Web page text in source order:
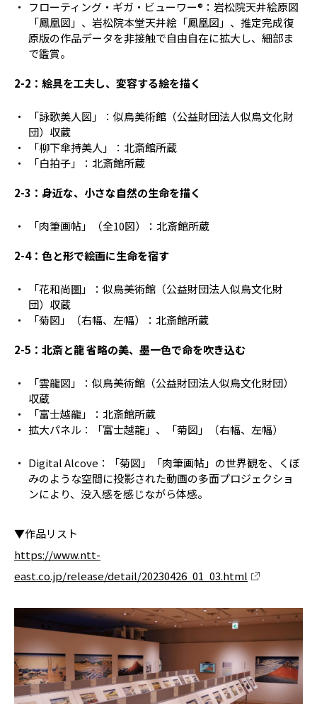
フローティング・ギガ・ビューワー®：岩松院天井絵原図
「鳳凰図」、岩松院本堂天井絵「鳳凰図」、推定完成復
原版の作品データを非接触で自由自在に拡大し、細部ま
で鑑賞。
2-2：絵具を工夫し、変容する絵を描く
「詠歌美人図」：似鳥美術館（公益財団法人似鳥文化財
団）収蔵
「柳下傘持美人」：北斎館所蔵
「白拍子」：北斎館所蔵
2-3：身近な、小さな自然の生命を描く
「肉筆画帖」（全10図）：北斎館所蔵
2-4：色と形で絵画に生命を宿す
「花和尚圖」：似鳥美術館（公益財団法人似鳥文化財
団）収蔵
「菊図」（右幅、左幅）：北斎館所蔵
2-5：北斎と龍 省略の美、墨一色で命を吹き込む
「雲龍図」：似鳥美術館（公益財団法人似鳥文化財団）
収蔵
「富士越龍」：北斎館所蔵
拡大パネル：「富士越龍」、「菊図」（右幅、左幅）
Digital Alcove：「菊図」「肉筆画帖」の世界観を、くぼ
みのような空間に投影された動画の多面プロジェクショ
ンにより、没入感を感じながら体感。
▼作品リスト
https://www.ntt-
east.co.jp/release/detail/20230426_01_03.html